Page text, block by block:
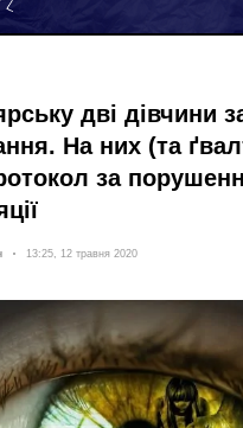
дві дівчини
На них (та
за
Дата:
13:25, 12 травня 2020